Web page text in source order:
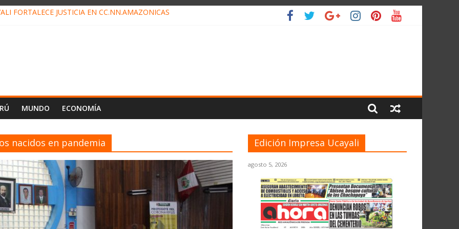
FORTALECE JUSTICIA EN CC.NN.AMAZÓNICAS
MUNDO ECONOMÍA
nacidos en pandemia Edición Impresa Ucayali
agosto 5, 2026